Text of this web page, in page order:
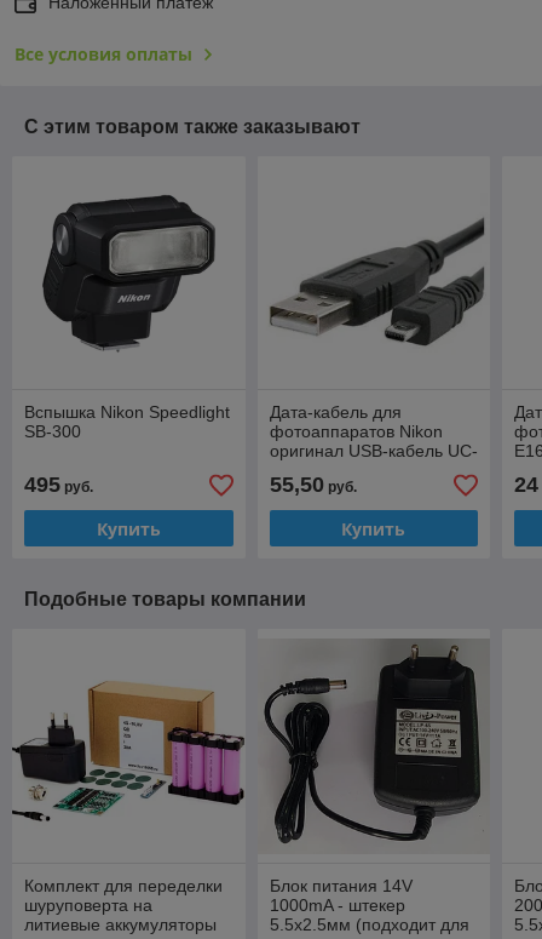
Все условия оплаты
С этим товаром также заказывают
Вспышка Nikon Speedlight
SB-300
495 руб.
Купить
Дата-кабель для
фотоаппаратов Nikon
оригинал USB-кабель UC-
55,50руб.
Купить
24
Подобные товары компании
Комплект для переделки
шуруповерта на
литиевые аккумуляторы
Блок питания 14V
1000mA - штекер
5.5x2.5мм (подходит для